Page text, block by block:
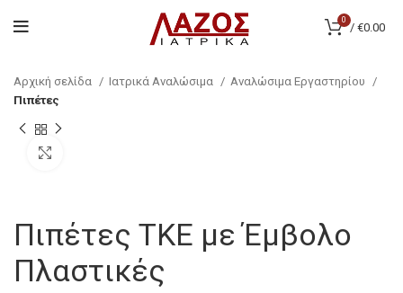
0
/ €0.00
Αρχική σελίδα Ιατρικά Αναλώσιμα
Αναλώσιμα Εργαστηρίου
Πιπέτες
Πιπέτες ΤΚΕ με Έμβολο
Πλαστικές